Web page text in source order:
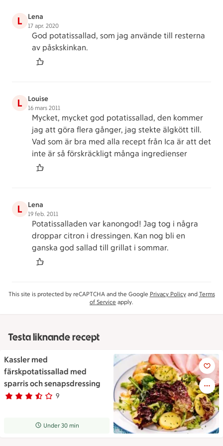
L Lena
17 apr. 2020
God potatissallad, som jag använde till resterna
av påskskinkan.
L Louise
16 mars 2011
Mycket, mycket god potatissallad, den kommer
jag att göra flera gånger, jag stekte älgkött till.
Vad som är bra med alla recept från Ica är att det
inte är så förskräckligt många ingredienser
L Lena
19 feb. 2011
Potatissalladen var kanongod! Jag tog i några
droppar citron i dressingen. Kan nog bli en
ganska god sallad till grillat i sommar.
This site is protected by reCAPTCHA and the Google Privacy Policyand Terms
of Service apply.
Testa liknande recept
Kassler med
färskpotatissallad med
sparris och senapsdressing
Betyg 3.1 av 5. 9
9 personer har röstat
Receptet tar Under 30 min att tillaga
Under 30 min
Kassler med